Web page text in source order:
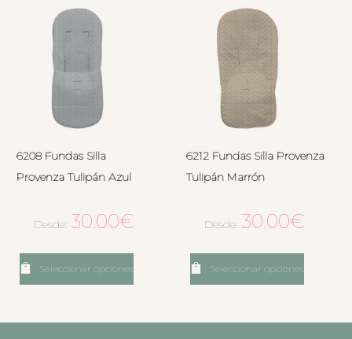
6208 Fundas Silla
Provenza Tulipán Azul
Desde: 30.00€
Seleccionar opciones
6212 Fundas Silla Provenza
Tulipán Marrón
Desde: 30.00€
Seleccionar opciones